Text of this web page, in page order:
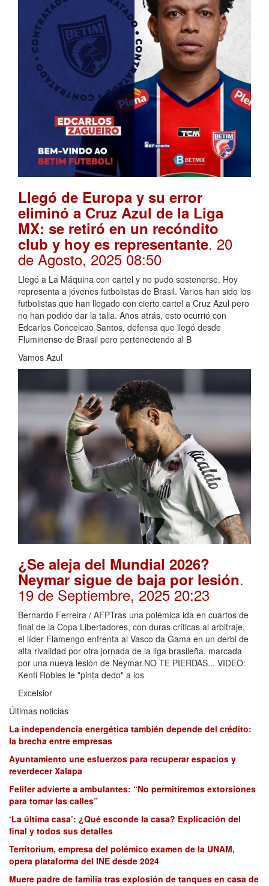
Llegó de Europa y su error
eliminó a Cruz Azul de la Liga
MX: se retiró en un recóndito
club y hoy es representante. 20
de Agosto, 2025 08:50
Llegó a La Máquina con cartel y no pudo sostenerse. Hoy
representa a jóvenes futbolistas de Brasil. Varios han sido los
futbolistas que han llegado con cierto cartel a Cruz Azul pero
no han podido dar la talla. Años atrás, esto ocurrió con
Edcarlos Conceicao Santos, defensa que llegó desde
Fluminense de Brasil pero perteneciendo al B
Vamos Azul
¿Se aleja del Mundial 2026?
Neymar sigue de baja por lesión.
19 de Septiembre, 2025 20:23
Bernardo Ferreira / AFPTras una polémica ida en cuartos de
final de la Copa Libertadores, con duras críticas al arbitraje,
el líder Flamengo enfrenta al Vasco da Gama en un derbi de
alta rivalidad por otra jornada de la liga brasileña, marcada
por una nueva lesión de Neymar.NO TE PIERDAS... VIDEO:
Kenti Robles le "pinta dedo" a los
Excelsior
Últimas noticias
La independencia energética también depende del crédito:
la brecha entre empresas
Ayuntamiento une esfuerzos para recuperar espacios y
reverdecer Xalapa
Felifer advierte a ambulantes: “No permitiremos extorsiones
para tomar las calles”
‘La última casa’: ¿Qué esconde la casa? Explicación del
final y todos sus detalles
Territorium, empresa del polémico examen de la UNAM,
opera plataforma del INE desde 2024
Muere padre de familia tras explosión de tanques en casa de